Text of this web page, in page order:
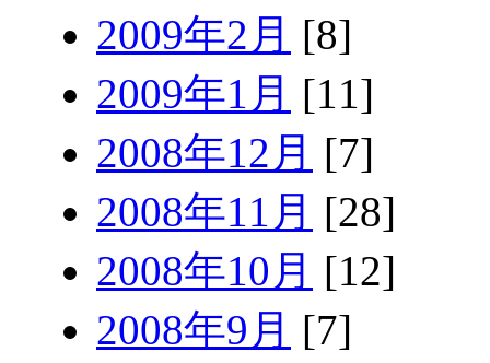
2009年2月 [8]
2009年1月 [11]
2008年12月 [7]
2008年11月 [28]
2008年10月 [12]
2008年9月 [7]